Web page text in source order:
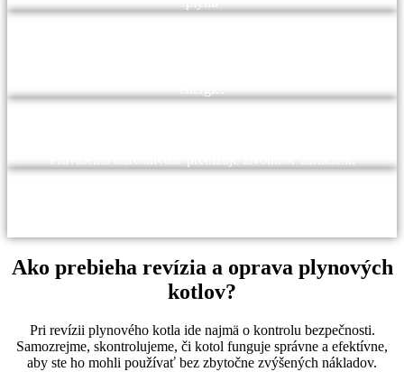
Ako prebieha revízia a oprava plynových
kotlov?
Pri revízii plynového kotla ide najmä o kontrolu bezpečnosti.
Samozrejme, skontrolujeme, či kotol funguje správne a efektívne,
aby ste ho mohli používať bez zbytočne zvýšených nákladov.